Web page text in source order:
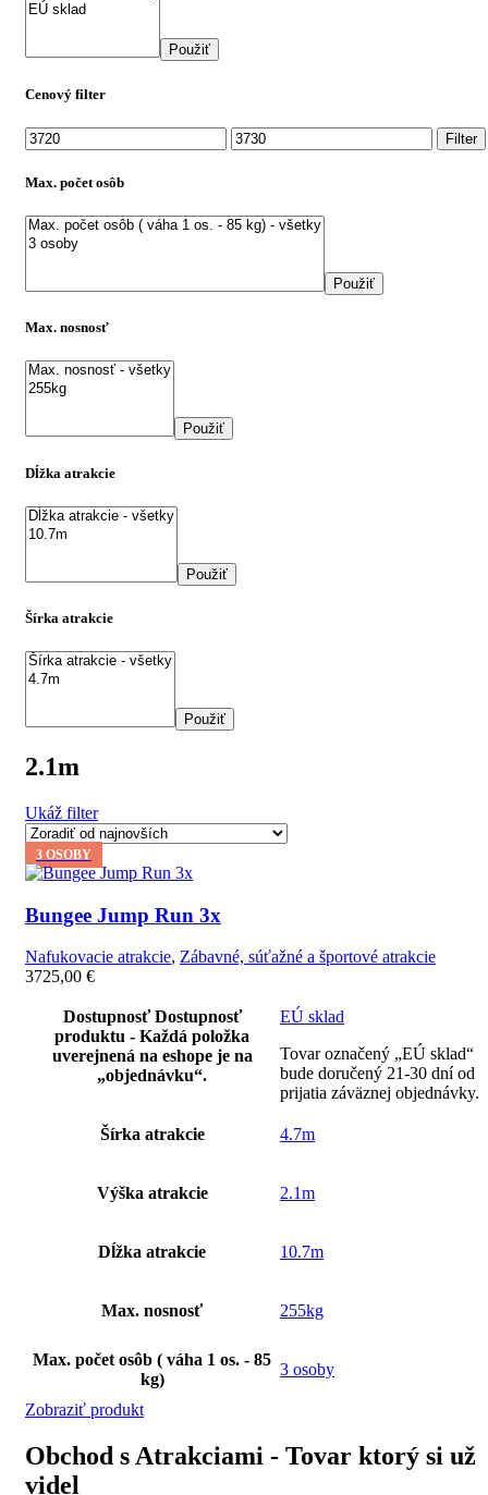
Použiť
Cenový filter
Minimálna
cena
Maximálna
cena
Filter
Max. počet osôb
Použiť
Max. nosnosť
Použiť
Dĺžka atrakcie
Použiť
Šírka atrakcie
Použiť
2.1m
Ukáž filter
3 OSOBY
Bungee Jump Run 3x
Nafukovacie atrakcie, Zábavné, súťažné a športové atrakcie
3725,00 €
DostupnosťDostupnosť
produktu - Každá položka
uverejnená na eshope je na
„objednávku“.
EÚ sklad
Tovar označený „EÚ sklad“
bude doručený 21-30 dní od
prijatia záväznej objednávky.
Šírka atrakcie 4.7m
Výška atrakcie 2.1m
Dĺžka atrakcie 10.7m
Max. nosnosť 255kg
Max. počet osôb ( váha 1 os. - 85
kg)
3 osoby
Zobraziť produkt
Obchod s Atrakciami - Tovar ktorý si už
videl